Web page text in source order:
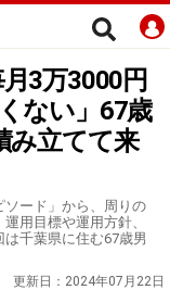
3万3000円
ない」67歳
み立てて来
ード」から、周りの
用目標や運用方針、
千葉県に住む67歳男
更新日： 2024年07月22日